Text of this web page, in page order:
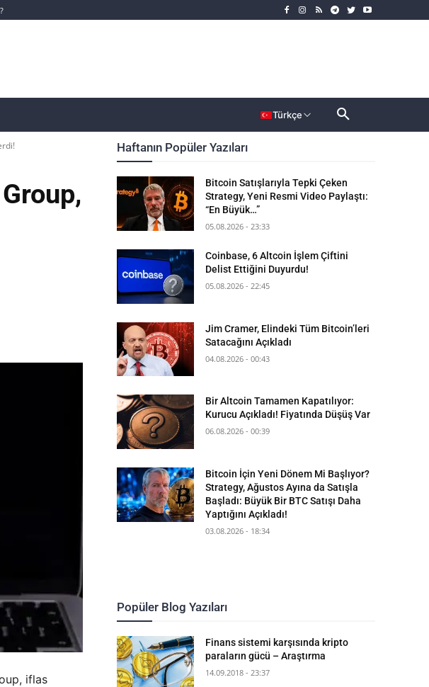
Türkçe
iflas
Haftanın Popüler Yazıları
Bitcoin Satışlarıyla Tepki Çeken
Strategy, Yeni Resmi Video Paylaştı:
“En Büyük…”
05.08.2026 - 23:33
Coinbase, 6 Altcoin İşlem Çiftini
Delist Ettiğini Duyurdu!
05.08.2026 - 22:45
Jim Cramer, Elindeki Tüm Bitcoin’leri
Satacağını Açıkladı
04.08.2026 - 00:43
Bir Altcoin Tamamen Kapatılıyor:
Kurucu Açıkladı! Fiyatında Düşüş Var
06.08.2026 - 00:39
Bitcoin İçin Yeni Dönem Mi Başlıyor?
Strategy, Ağustos Ayına da Satışla
Başladı: Büyük Bir BTC Satışı Daha
Yaptığını Açıkladı!
03.08.2026 - 18:34
Popüler Blog Yazıları
Finans sistemi karşısında kripto
paraların gücü – Araştırma
14.09.2018 - 23:37